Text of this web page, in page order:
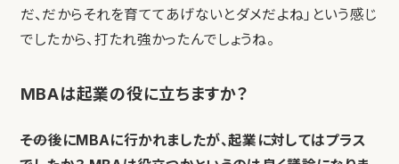
だ、だからそれを育ててあげないとダメだよね」という感じ
でしたから、打たれ強かったんでしょうね。
MBAは起業の役に立ちますか？
――その後にMBAに行かれましたが、起業に対してはプラス